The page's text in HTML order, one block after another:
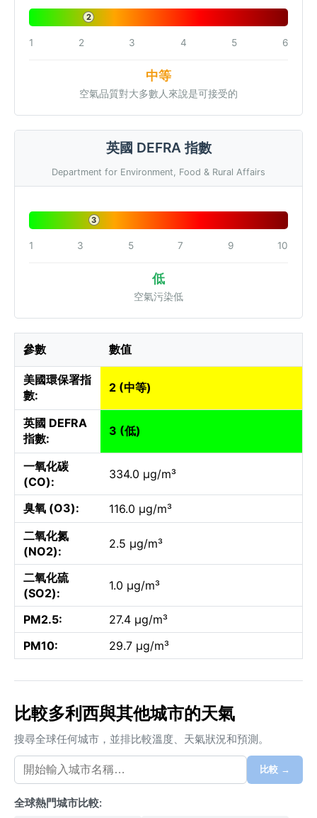
2
1 2 3 4 5 6
中等
空氣品質對大多數人來說是可接受的
英國 DEFRA 指數
Department for Environment, Food & Rural Affairs
3
1 3 5 7 9 10
低
空氣污染低
參數 數值
美國環保署指
數:
2 (中等)
英國 DEFRA
指數:
3 (低)
一氧化碳
(CO):
334.0 µg/m³
臭氧 (O3):
116.0 µg/m³
二氧化氮
(NO2):
2.5 µg/m³
二氧化硫
(SO2):
1.0 µg/m³
PM2.5:
27.4 µg/m³
PM10:
29.7 µg/m³
比較多利西與其他城市的天氣
搜尋全球任何城市，並排比較溫度、天氣狀況和預測。
比較 →
全球熱門城市比較: